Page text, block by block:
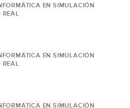
EN SIMULACIÓN
EN SIMULACIÓN
EN SIMULACIÓN